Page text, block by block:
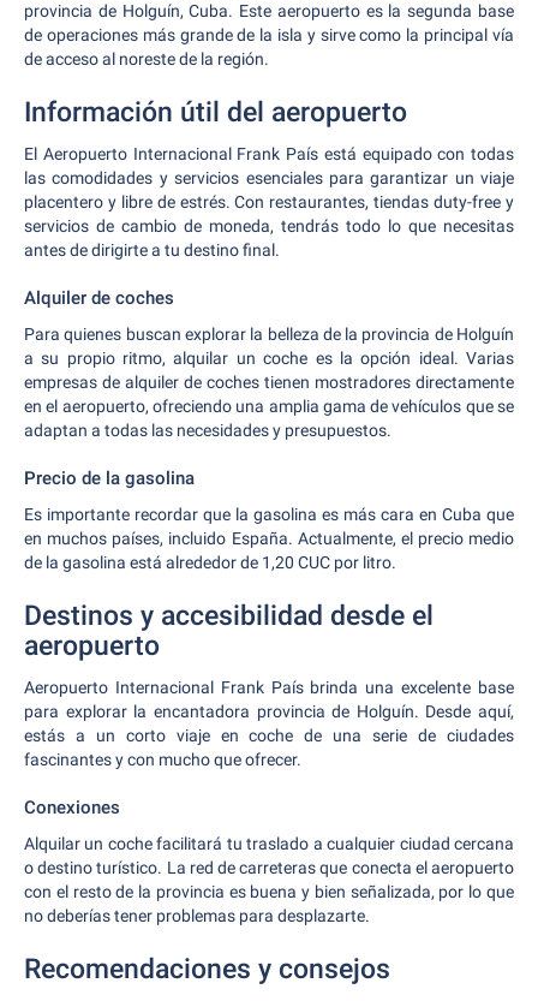
provincia de Holguín, Cuba. Este aeropuerto es la segunda base
de operaciones más grande de la isla y sirve como la principal vía
de acceso al noreste de la región.
Información útil del aeropuerto
El Aeropuerto Internacional Frank País está equipado con todas
las comodidades y servicios esenciales para garantizar un viaje
placentero y libre de estrés. Con restaurantes, tiendas duty-free y
servicios de cambio de moneda, tendrás todo lo que necesitas
antes de dirigirte a tu destino final.
Alquiler de coches
Para quienes buscan explorar la belleza de la provincia de Holguín
a su propio ritmo, alquilar un coche es la opción ideal. Varias
empresas de alquiler de coches tienen mostradores directamente
en el aeropuerto, ofreciendo una amplia gama de vehículos que se
adaptan a todas las necesidades y presupuestos.
Precio de la gasolina
Es importante recordar que la gasolina es más cara en Cuba que
en muchos países, incluido España. Actualmente, el precio medio
de la gasolina está alrededor de 1,20 CUC por litro.
Destinos y accesibilidad desde el
aeropuerto
Aeropuerto Internacional Frank País brinda una excelente base
para explorar la encantadora provincia de Holguín. Desde aquí,
estás a un corto viaje en coche de una serie de ciudades
fascinantes y con mucho que ofrecer.
Conexiones
Alquilar un coche facilitará tu traslado a cualquier ciudad cercana
o destino turístico. La red de carreteras que conecta el aeropuerto
con el resto de la provincia es buena y bien señalizada, por lo que
no deberías tener problemas para desplazarte.
Recomendaciones y consejos